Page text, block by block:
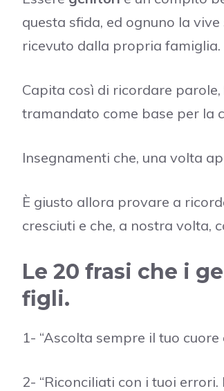
questa sfida, ed ognuno la
ricevuto dalla propria famiglia.
Capita così di ricordare
tramandato come base per la
Insegnamenti che, una volta
È giusto allora provare a
cresciuti e che, a nostra volta,
Le 20 frasi che i
figli.
1- “Ascolta sempre il tuo
2- “Riconciliati con i tuoi errori.